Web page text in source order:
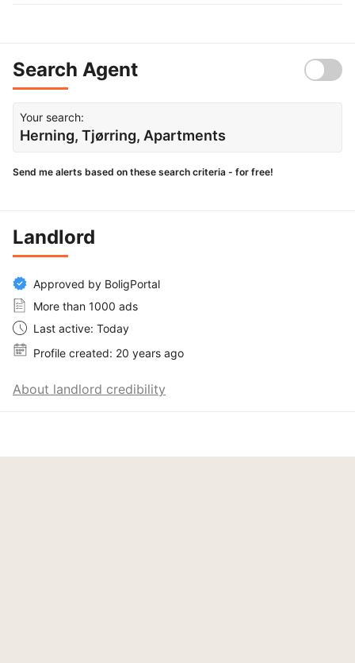
Search Agent
Your search:
Herning, Tjørring, Apartments
Send me alerts based on these search criteria - for free!
Landlord
Approved by BoligPortal
More than 1000 ads
Last active: Today
Profile created: 20 years ago
About landlord credibility